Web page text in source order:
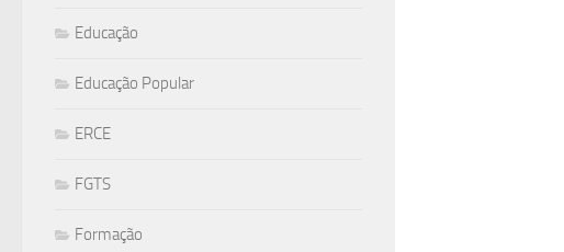
Educação
Educação Popular
ERCE
FGTS
Formação